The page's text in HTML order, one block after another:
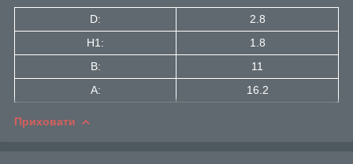
D:
2.8
H1:
1.8
B:
11
A:
16.2
Приховати